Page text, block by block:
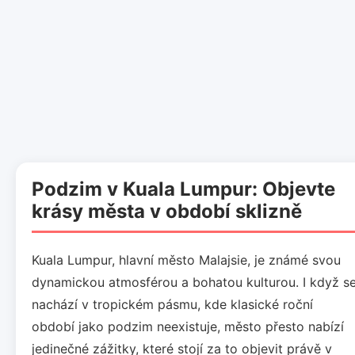
Podzim v Kuala Lumpur: Objevte
krásy města v období sklizně
Kuala Lumpur, hlavní město Malajsie, je známé svou
dynamickou atmosférou a bohatou kulturou. I když
nachází v tropickém pásmu, kde klasické roční
období jako podzim neexistuje, město přesto nabízí
jedinečné zážitky, které stojí za to objevit právě v